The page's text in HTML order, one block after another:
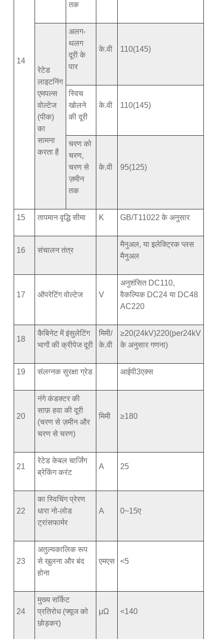
14
तक
रेटेड
लाइटनिंग
एमपल्स
वोल्टेज
(पीक)
का
सामना
करता है
अलग-
थलग
दूरी के
पार
के.वी 110(145)
स्विच
खोलने
की दूरी
के.वी 110(145)
चरण को
चरण,
चरण से
ज़मीन
तक
के.वी 95(125)
15 तापमान वृद्धि सीमा K GB/T11022 के अनुसार
16 संचालन तंत्र
मैनुअल, या इलेक्ट्रिक प्लस
मैनुअल
17 ऑपरेटिंग वोल्टेज V
अनुशंसित DC110,
वैकल्पिक DC24 या DC48
AC220
18
कैबिनेट में इंसुलेटिंग
भागों की क्रीपेज दूरी
मिमी/
के.वी
≥20(24kV)220(per24kV
के अनुसार गणना)
19 संलग्नक सुरक्षा ग्रेड आईपी3एक्स
20
नंगे कंडक्टर की
साफ़ हवा की दूरी
(चरण से ज़मीन और
चरण से चरण)
मिमी ≥180
21
रेटेड केबल चार्जिंग
ब्रेकिंग करंट
A 25
22
का स्विचिंग प्रेरण
धारा नो-लोड
ट्रांसफार्मर
A 0~15ए
23
अतुल्यकालिक रूप
से खुलना और बंद
होना
एमएस <5
24
मुख्य सर्किट
प्रतिरोध (फ्यूज को
छोड़कर)
μΩ <140